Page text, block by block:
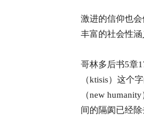
激进的信仰也
丰富的社会性涵
哥林多后书5章
（ktisis）这个
（new
间的隔阂已经除